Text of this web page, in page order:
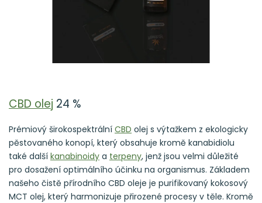
CBD olej 24 %
Prémiový širokospektrální CBD olej s výtažkem z ekologicky
pěstovaného konopí, který obsahuje kromě kanabidiolu
také další kanabinoidy a terpeny, jenž jsou velmi důležité
pro dosažení optimálního účinku na organismus. Základem
našeho čistě přírodního CBD oleje je purifikovaný kokosový
MCT olej, který harmonizuje přirozené procesy v těle. Kromě